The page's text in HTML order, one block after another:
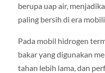
berupa uap air,
paling bersih di era
Pada mobil hidrogen
bakar yang digunakan
tahan lebih lama, dan